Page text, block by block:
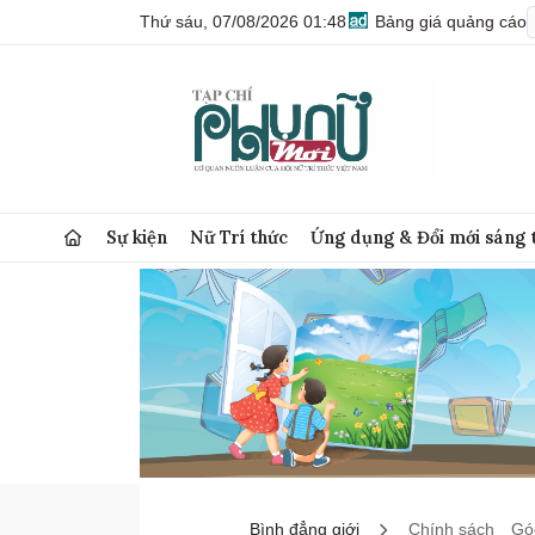
Thứ sáu, 07/08/2026 01:48 Bảng giá quảng cáo
Sự kiện Nữ Trí thức Ứng dụng & Đổi mới sáng
Bình đẳng giới Chính sách